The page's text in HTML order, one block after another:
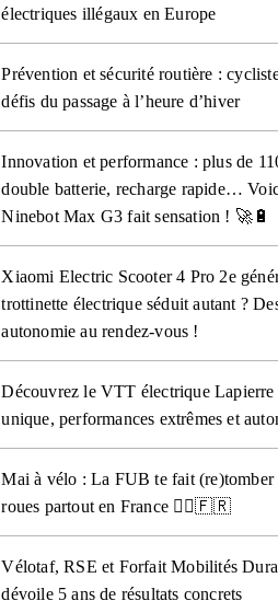
électriques illégaux en Europe
Prévention et sécurité routière :
défis du passage à l’heure d’hiver
Innovation et performance : plus de
double batterie, recharge rapide…
Ninebot Max G3 fait sensation ! 🚀🔋
Xiaomi Electric Scooter 4 Pro 2e
trottinette électrique séduit autant ?
autonomie au rendez-vous !
Découvrez le VTT électrique
unique, performances extrêmes et
Mai à vélo : La FUB te fait (re)tomber
roues partout en France 🚴‍♀️🇫🇷
Vélotaf, RSE et Forfait Mobilités
dévoile 5 ans de résultats concrets